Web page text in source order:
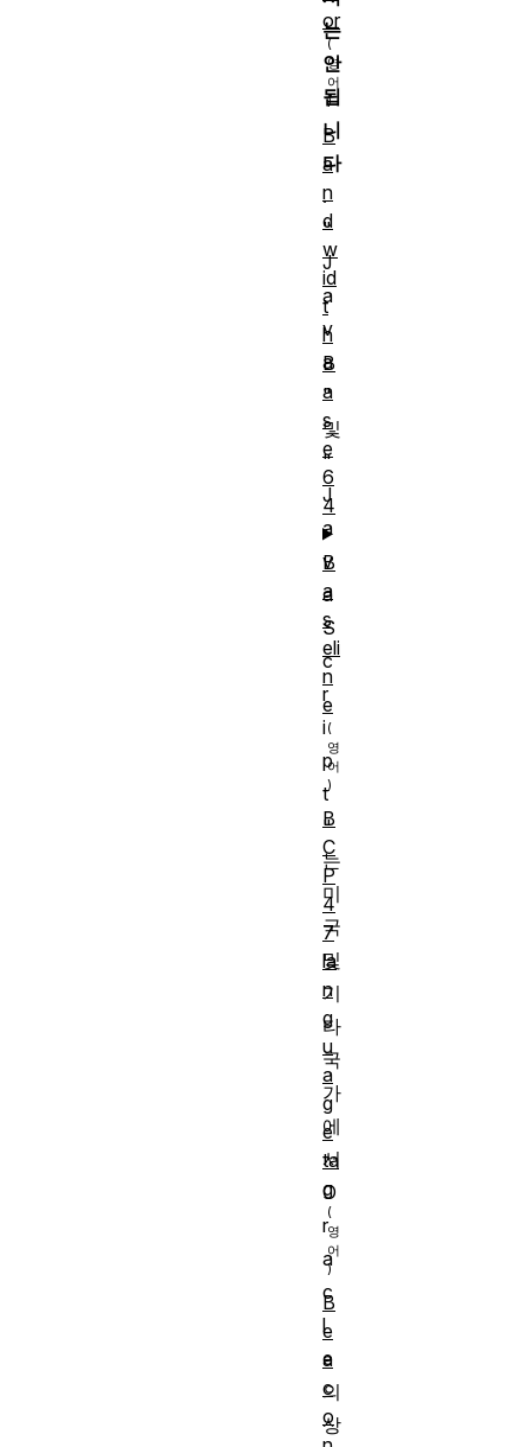
는
안
됩
니
다
.
"
J
a
v
a
"
및
"
J
a
v
a
S
c
r
i
p
t
"
는
미
국
및
기
타
국
가
에
서
O
r
a
c
l
e
의
상
or
B
a
n
d
w
id
t
h
B
a
s
e
6
4
B
a
s
eli
n
e
B
C
P
4
7
la
n
g
u
a
g
e
ta
g
B
e
a
c
o